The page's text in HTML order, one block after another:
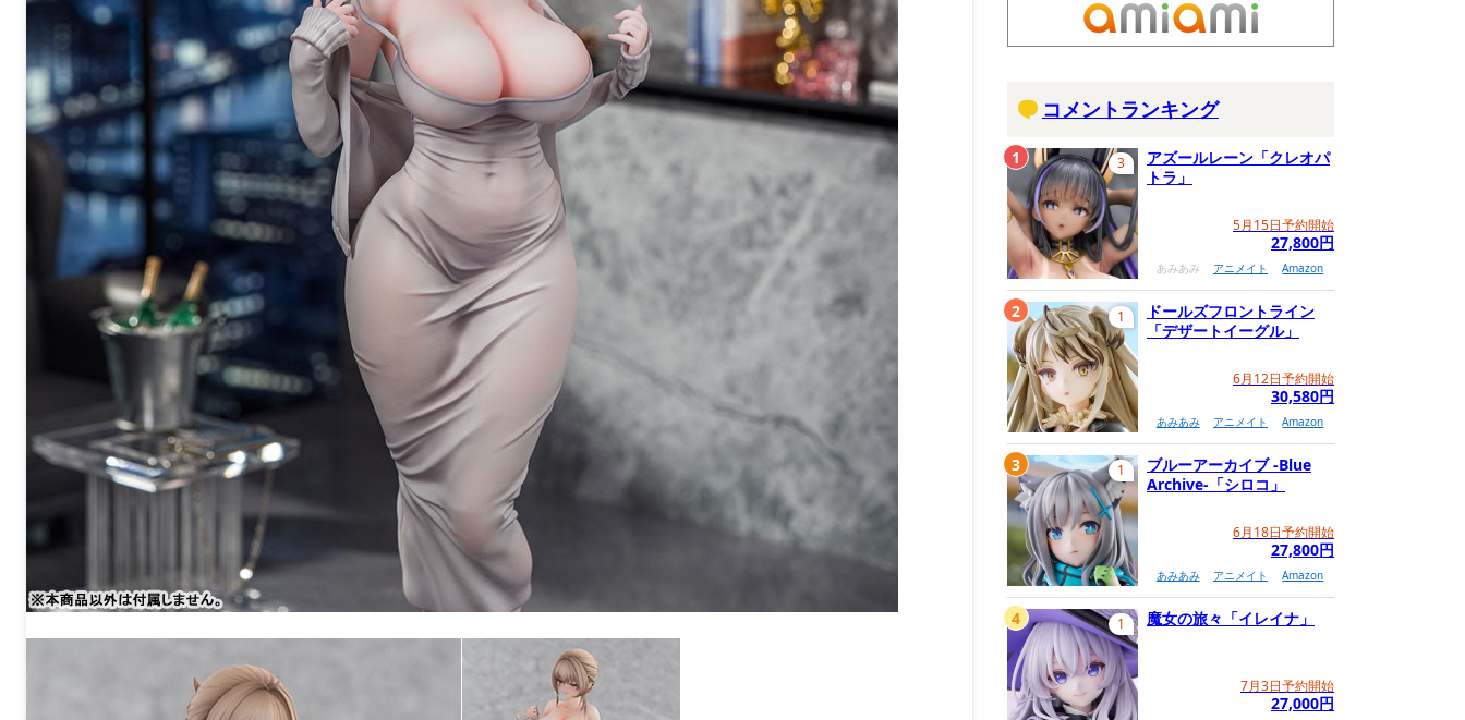
コメントランキング
アズールレーン「クレオパ
トラ」
5月15日予約開始
27,800円
あみあみ アニメイト Amazon
3
1
ドールズフロントライン
「デザートイーグル」
6月12日予約開始
30,580円
あみあみ アニメイト Amazon
1
2
ブルーアーカイブ -Blue
Archive-「シロコ」
6月18日予約開始
27,800円
あみあみ アニメイト Amazon
1
3
魔女の旅々「イレイナ」
7月3日予約開始
27,000円
1
4